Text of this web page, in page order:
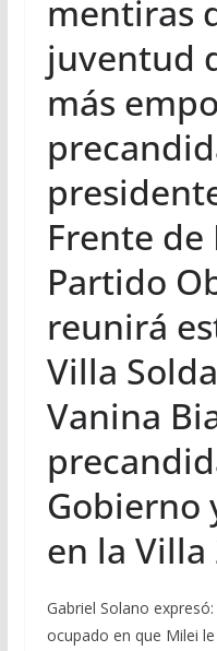
mentiras
juventud
más
Frente de
Partido
reunirá
Villa
Vanina
Gobierno
en la Villa
Gabriel Solano
ocupado en que Milei